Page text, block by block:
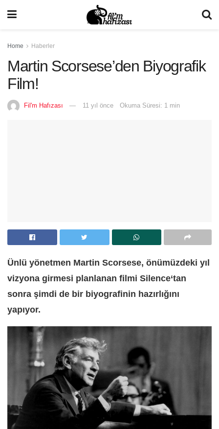
Home Haberler
Martin Scorsese’den Biyografik
Film!
Fil'm Hafızası 11 yıl önce Okuma Süresi: 1 min
Ünlü yönetmen Martin Scorsese, önümüzdeki yıl
vizyona girmesi planlanan filmi Silence‘tan
sonra şimdi de bir biyografinin hazırlığını
yapıyor.